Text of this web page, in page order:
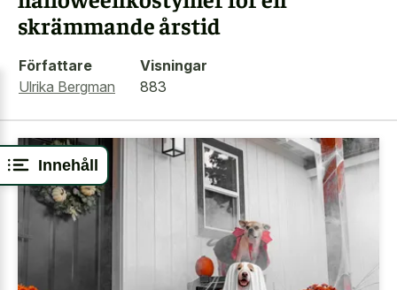
Innehåll
skrämmande årstid
Författare
Ulrika Bergman
Visningar
883